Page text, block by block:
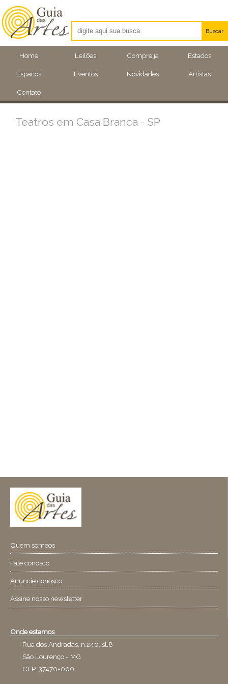
Home Leilões Compre já Estados
Espacos Eventos Novidades Artistas
Contato
Buscar
Artistas
Eventos
Teatros em Casa Branca - SP
Quem someos
Fale conosco
Anuncie conosco
Assine nosso newsletter
Onde estamos
Rua dos Andradas, n.240, sl.8
São Lourenço - MG
CEP: 37470-000